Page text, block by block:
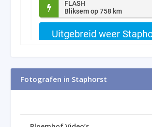
Fotografen in Staphorst